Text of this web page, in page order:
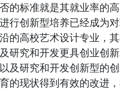
的标准就是其就业率的高
行创新型培养已经成为
的高校艺术设计专业，
研究和开发更具创业创
及研究和开发创新型的
的现状得到有效的改进